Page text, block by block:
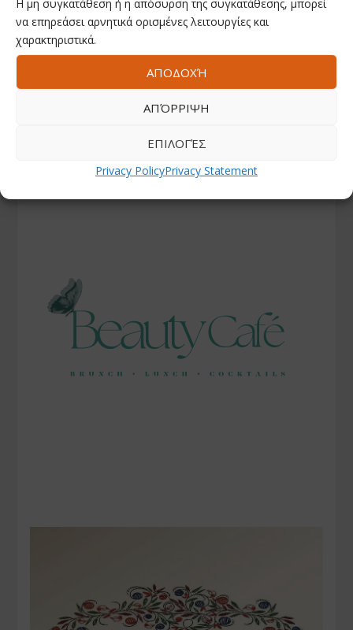
Η μη συγκατάθεση ή η απόσυρση της συγκατάθεσης, μπορεί
να επηρεάσει αρνητικά ορισμένες λειτουργίες και
χαρακτηριστικά.
ΑΠΟΔΟΧΉ
ΑΠΌΡΡΙΨΗ
ΕΠΙΛΟΓΈΣ
Privacy PolicyPrivacy Statement